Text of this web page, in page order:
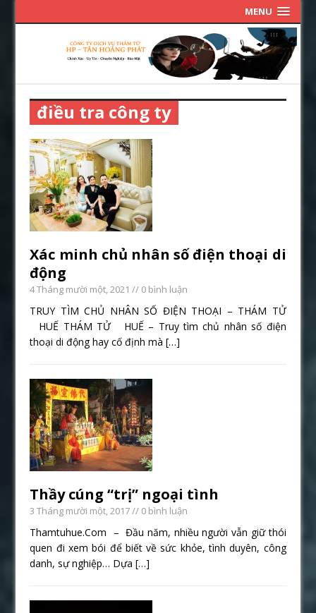
MENU
điều tra công ty
Xác minh chủ nhân số điện thoại di
động
4 Tháng mười một, 2021 // 0 bình luận
TRUY TÌM CHỦ NHÂN SỐ ĐIỆN THOẠI – THÁM TỬ
HUẾ THÁM TỬ HUẾ – Truy tìm chủ nhân số điện
thoại di động hay cố định mà[…]
Thầy cúng “trị” ngoại tình
3 Tháng mười một, 2017// 0 bình luận
Thamtuhue.Com – Đầu năm, nhiều người vẫn giữ thói
quen đi xem bói để biết về sức khỏe, tình duyên, công
danh, sự nghiệp… Dựa[…]